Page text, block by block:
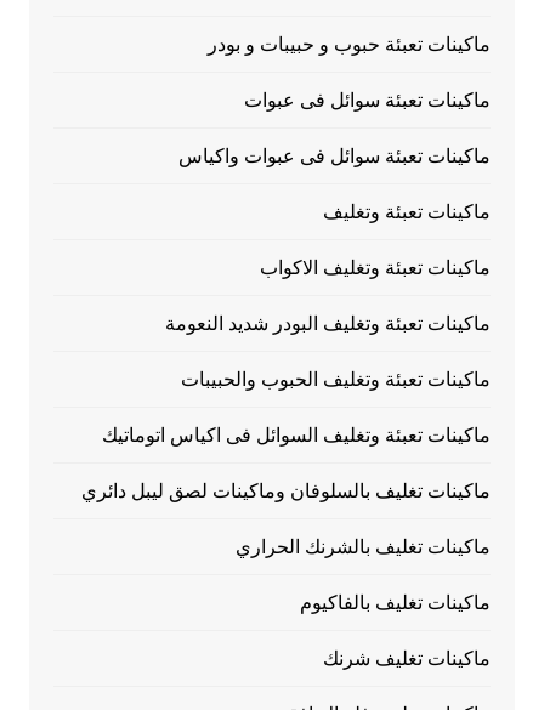
ماكينات تعبئة حبوب و حبيبات و بودر
ماكينات تعبئة سوائل فى عبوات
ماكينات تعبئة سوائل فى عبوات واكياس
ماكينات تعبئة وتغليف
ماكينات تعبئة وتغليف الاكواب
ماكينات تعبئة وتغليف البودر شديد النعومة
ماكينات تعبئة وتغليف الحبوب والحبيبات
ماكينات تعبئة وتغليف السوائل فى اكياس اتوماتيك
ماكينات تغليف بالسلوفان وماكينات لصق ليبل دائري
ماكينات تغليف بالشرنك الحراري
ماكينات تغليف بالفاكيوم
ماكينات تغليف شرنك